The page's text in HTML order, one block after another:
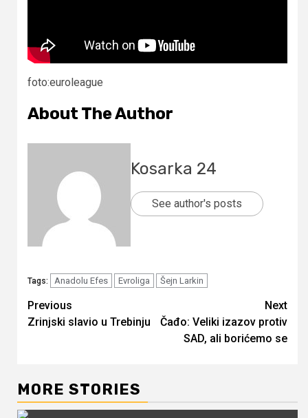
foto:euroleague
About The Author
Kosarka 24
See author's posts
Tags: Anadolu Efes Evroliga Šejn Larkin
Continue
Reading
Previous
Zrinjski slavio u Trebinju
Next
Čađo: Veliki izazov protiv
SAD, ali borićemo se
MORE STORIES